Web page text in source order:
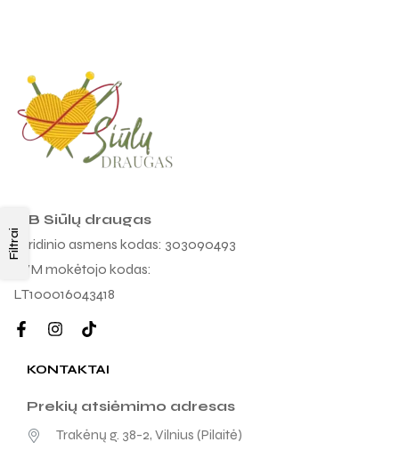
Filtrai
MB Siūlų draugas
Juridinio asmens kodas: 303090493
PVM mokėtojo kodas:
LT100016043418
KONTAKTAI
Prekių atsiėmimo adresas
Trakėnų g. 38-2, Vilnius (Pilaitė)